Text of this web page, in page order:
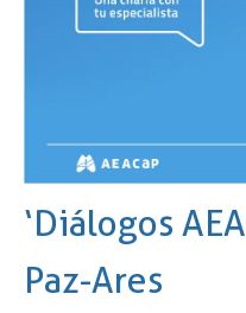
‘Diálogos
Paz-Ares